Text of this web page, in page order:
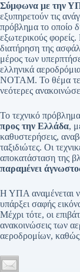
Σύμφωνα με την
εξυπηρετούν τις
πρόβλημα το οποίο
εξωτερικούς
διατήρηση της
μέρος των
ελληνικά
ΝΟΤΑΜ. Το θέμα
νεότερες
Το τεχνικό
προς την Ελλάδα,
καθυστερήσεις,
ταξιδιώτες. Οι
αποκατάσταση της
παραμένει
Η ΥΠΑ αναμένεται
υπάρξει σαφής
Μέχρι τότε, οι
ανακοινώσεις των
αεροδρομίων,